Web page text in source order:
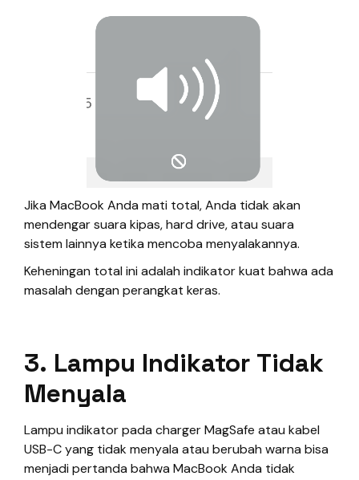
Jika MacBook Anda mati total, Anda tidak akan
mendengar suara kipas, hard drive, atau suara
sistem lainnya ketika mencoba menyalakannya.
Keheningan total ini adalah indikator kuat bahwa ada
masalah dengan perangkat keras.
3. Lampu Indikator Tidak
Menyala
Lampu indikator pada charger MagSafe atau kabel
USB-C yang tidak menyala atau berubah warna bisa
menjadi pertanda bahwa MacBook Anda tidak